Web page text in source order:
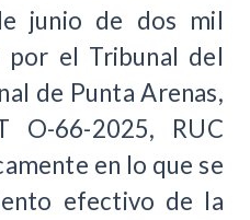
junio de dos mil
por el Tribunal del
de Punta Arenas,
O-66-2025, RUC
en lo que se
efectivo de la